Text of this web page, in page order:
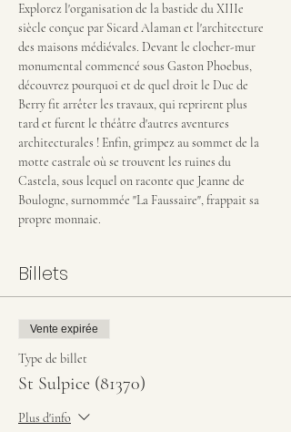
Explorez l'organisation de la bastide du XIIIe
siècle conçue par Sicard Alaman et l'architecture
des maisons médiévales. Devant le clocher-mur
monumental commencé sous Gaston Phoebus,
découvrez pourquoi et de quel droit le Duc de
Berry fit arrêter les travaux, qui reprirent plus
tard et furent le théâtre d'autres aventures
architecturales ! Enfin, grimpez au sommet de la
motte castrale où se trouvent les ruines du
Castela, sous lequel on raconte que Jeanne de
Boulogne, surnommée "La Faussaire", frappait sa
propre monnaie.
Billets
Vente expirée
Type de billet
St Sulpice (81370)
Plus d'info